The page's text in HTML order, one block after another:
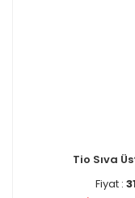
Tio Sıva
Fiyat :